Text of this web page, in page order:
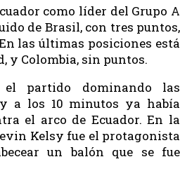
como líder del Grupo A
de Brasil, con tres puntos,
las últimas posiciones está
y Colombia, sin puntos.
partido dominando las
a los 10 minutos ya había
el arco de Ecuador. En la
Kelsy fue el protagonista
un balón que se fue